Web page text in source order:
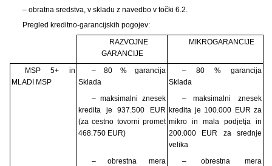
– obratna sredstva, vskladu z navedbo v točki 6.2.
Pregled kreditno-garancijskih pogojev:
RAZVOJNE
GARANCIJE
MIKROGARANCIJE
MSP 5+ in
MLADI MSP
– 80 % garancija
Sklada
– 80 % garancija
Sklada
– maksimalni znesek
kredita je 937.500 EUR
(za cestno tovorni promet
468.750 EUR)
– maksimalni znesek
kredita je 100.000 EUR za
mikro in mala podjetja in
200.000 EUR za srednje
velika
– obrestna mera
– obrestna mera